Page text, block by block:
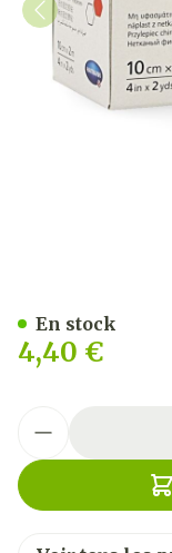
4,40 €
En stock